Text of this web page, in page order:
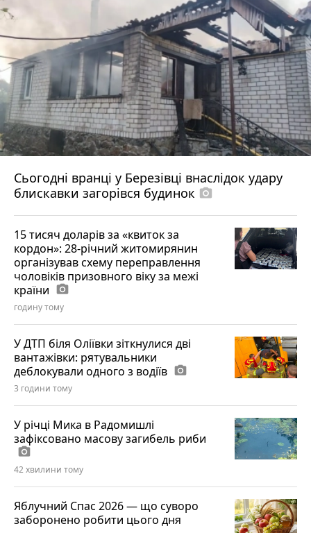
Сьогодні вранці у Березівці внаслідок удару
блискавки загорівся будинок photo_camera
15 тисяч доларів за «квиток за
кордон»: 28-річний житомирянин
організував схему переправлення
чоловіків призовного віку за межі
країни photo_camera
годину тому
У ДТП біля Оліївки зіткнулися дві
вантажівки: рятувальники
деблокували одного з водіїв photo_camera
3 години тому
У річці Мика в Радомишлі
зафіксовано масову загибель риби
photo_camera
42 хвилини тому
Яблучний Спас 2026 — що суворо
заборонено робити цього дня